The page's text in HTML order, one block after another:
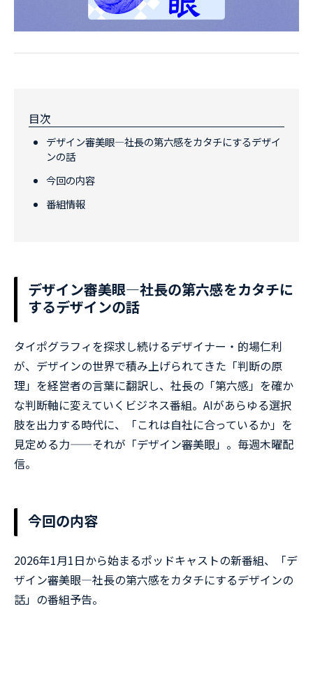
目次
デザイン審美眼—社長の第六感をカタチにするデザイ
ンの話
今回の内容
番組情報
デザイン審美眼—社長の第六感をカタチに
するデザインの話
タイポグラフィを探求し続けるデザイナー・的場仁利
が、デザインの世界で積み上げられてきた「判断の原
理」を経営者の言葉に翻訳し、社長の「第六感」を確か
な判断軸に変えていくビジネス番組。AIがあらゆる選択
肢を出力する時代に、「これは自社に合っているか」を
見定める力——それが「デザイン審美眼」。毎週木曜配
信。
今回の内容
2026年1月1日から始まるポッドキャストの新番組、「デ
ザイン審美眼—社長の第六感をカタチにするデザインの
話」の番組予告。